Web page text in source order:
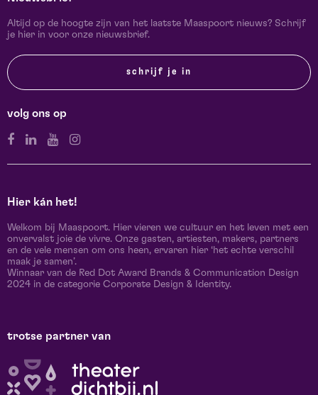
Altijd op de hoogte zijn van het laatste Maaspoort nieuws? Schrijf
je hier in voor onze nieuwsbrief.
schrijf je in
volg ons op
Hier kán het!
Welkom bij Maaspoort. Hier vieren we cultuur en het leven met een
onvervalst joie de vivre. Onze gasten, artiesten, makers, partners
en de vele mensen om ons heen, ervaren hier ‘het echte verschil
maak je samen’.
Winnaar van de Red Dot Award Brands & Communication Design
2024 in de categorie Corporate Design & Identity.
trotse partner van